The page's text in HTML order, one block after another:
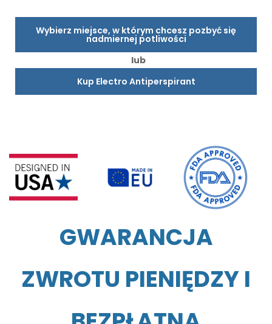
Wybierz miejsce, w którym chcesz pozbyć się
nadmiernej potliwości
lub
Kup Electro Antiperspirant
GWARANCJA
ZWROTU PIENIĘDZY I